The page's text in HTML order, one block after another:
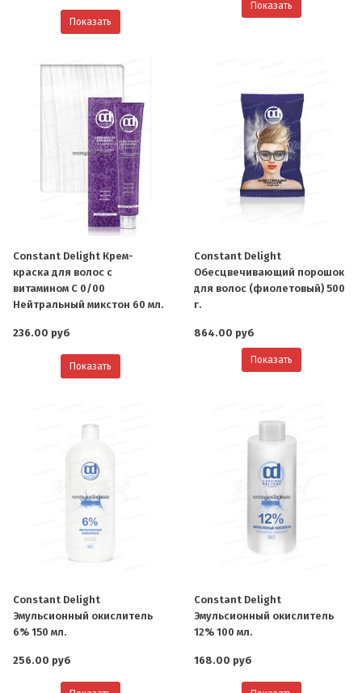
Показать
Показать
Constant Delight Крем-
краска для волос с
витамином С 0/00
Нейтральный микстон 60 мл.
236.00 руб
Показать
Constant Delight
Обесцвечивающий порошок
для волос (фиолетовый) 500
г.
864.00 руб
Показать
Constant Delight
Эмульсионный окислитель
6% 150 мл.
256.00 руб
Constant Delight
Эмульсионный окислитель
12% 100 мл.
168.00 руб
О компании
Ваша скидка